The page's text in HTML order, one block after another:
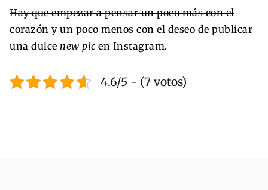
Hay que empezar a pensar un poco más con el
corazón y un poco menos con el deseo de publicar
una dulcenew picen Instagram.
4.6/5 - (7 votos)